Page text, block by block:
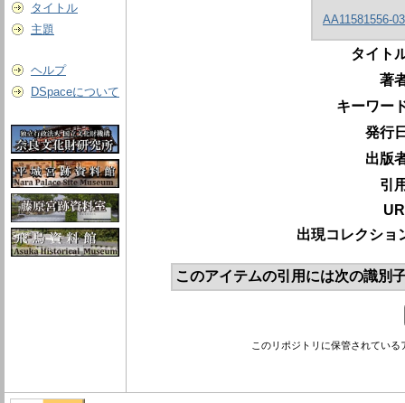
タイトル
主題
ヘルプ
DSpaceについて
AA11581556-
タイト
著
キーワー
発行
出版
引
出現コレクショ
このアイテムの引用には次の識別
このリポジトリに保管されてい